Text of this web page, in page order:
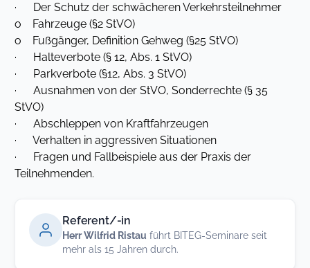
· Der Schutz der schwächeren Verkehrsteilnehmer
o Fahrzeuge (§2 StVO)
o Fußgänger, Definition Gehweg (§25 StVO)
· Halteverbote (§ 12, Abs. 1 StVO)
· Parkverbote (§12, Abs. 3 StVO)
· Ausnahmen von der StVO, Sonderrechte (§ 35
StVO)
· Abschleppen von Kraftfahrzeugen
· Verhalten in aggressiven Situationen
· Fragen und Fallbeispiele aus der Praxis der
Teilnehmenden.
Referent/-in
Herr Wilfrid Ristau führt BITEG-Seminare seit
mehr als 15 Jahren durch.